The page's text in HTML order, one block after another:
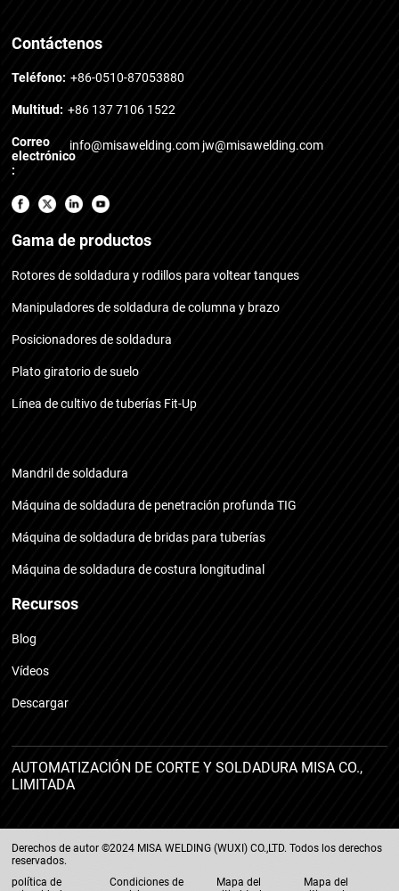
Contáctenos
Teléfono: +86-0510-87053880
Multitud: +86 137 7106 1522
Correo
electrónico
:
info@misawelding.com jw@misawelding.com
Gama de productos
Rotores de soldadura y rodillos para voltear tanques
Manipuladores de soldadura de columna y brazo
Posicionadores de soldadura
Plato giratorio de suelo
Línea de cultivo de tuberías Fit-Up
Mandril de soldadura
Máquina de soldadura de penetración profunda TIG
Máquina de soldadura de bridas para tuberías
Máquina de soldadura de costura longitudinal
Recursos
Blog
Vídeos
Descargar
AUTOMATIZACIÓN DE CORTE Y SOLDADURA MISA CO.,
LIMITADA
Derechos de autor ©2024 MISA WELDING (WUXI) CO.,LTD. Todos los derechos
reservados.
política de
Condiciones de
Mapa del
Mapa del